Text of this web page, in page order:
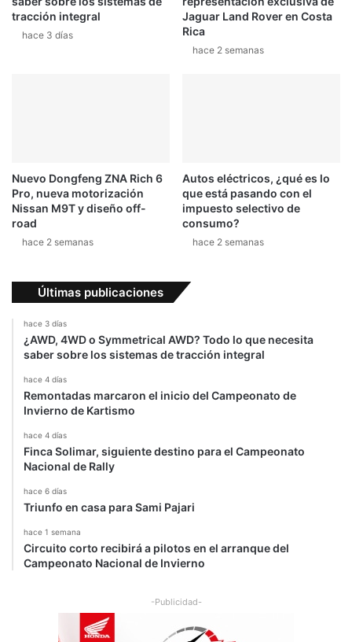
tracción integral
hace 3 días
Jaguar Land Rover en Costa
Rica
hace 2 semanas
Nuevo Dongfeng ZNA Rich 6
Pro, nueva motorización
Nissan M9T y diseño off-
road
hace 2 semanas
Autos eléctricos, ¿qué es lo
que está pasando con el
impuesto selectivo de
consumo?
hace 2 semanas
Últimas publicaciones
hace 3 días
¿AWD, 4WD o Symmetrical AWD? Todo lo que necesita
saber sobre los sistemas de tracción integral
hace 4 días
Remontadas marcaron el inicio del Campeonato de
Invierno de Kartismo
hace 4 días
Finca Solimar, siguiente destino para el Campeonato
Nacional de Rally
hace 6 días
Triunfo en casa para Sami Pajari
hace 1 semana
Circuito corto recibirá a pilotos en el arranque del
Campeonato Nacional de Invierno
-Publicidad-